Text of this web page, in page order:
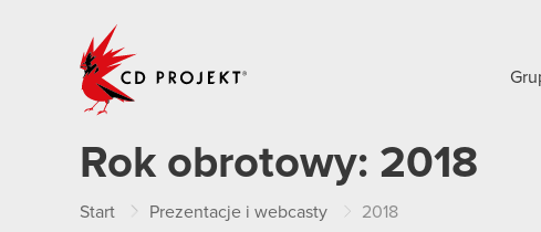
Rok obrotowy: 2018
Start Prezentacje i webcasty 2018